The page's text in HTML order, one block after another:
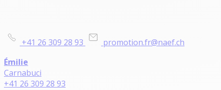
+41 26 309 28 93
promotion.fr@naef.ch
Émilie
Carnabuci
+41 26 309 28 93